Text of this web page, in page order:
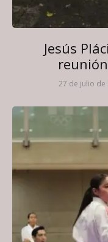
Jesús
27 de julio de